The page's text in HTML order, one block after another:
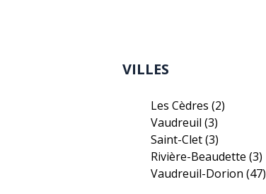
VILLES
Les Cèdres (2)
Vaudreuil (3)
Saint-Clet(3)
Rivière-Beaudette (3)
Vaudreuil-Dorion (47)